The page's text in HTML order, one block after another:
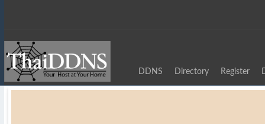
DDNS Directory Register